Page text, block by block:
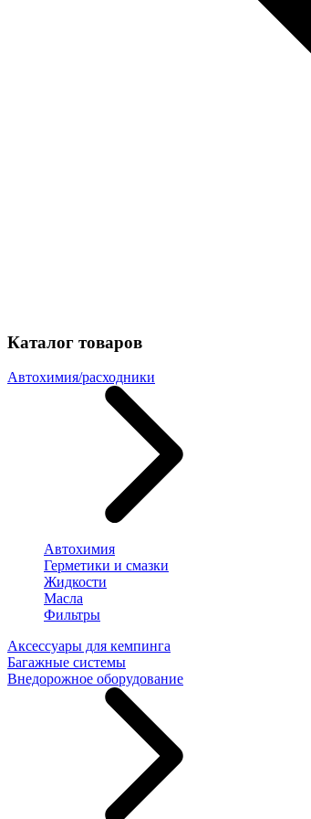
Каталог товаров
Автохимия/расходники
Автохимия
Герметики и смазки
Жидкости
Масла
Фильтры
Аксессуары для кемпинга
Багажные системы
Внедорожное оборудование